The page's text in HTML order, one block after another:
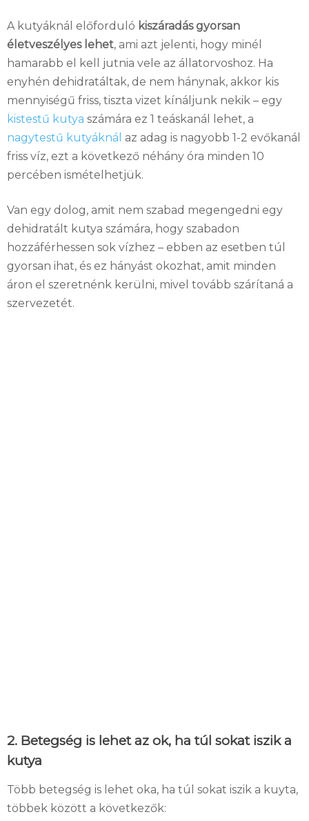
A kutyáknál előforduló kiszáradás gyorsan
életveszélyes lehet, ami azt jelenti, hogy minél
hamarabb el kell jutnia vele az állatorvoshoz. Ha
enyhén dehidratáltak, de nem hánynak, akkor kis
mennyiségű friss, tiszta vizet kínáljunk nekik – egy
kistestű kutya számára ez 1 teáskanál lehet, a
nagytestű kutyáknál az adag is nagyobb 1-2 evőkanál
friss víz, ezt a következő néhány óra minden 10
percében ismételhetjük.
Van egy dolog, amit nem szabad megengedni egy
dehidratált kutya számára, hogy szabadon
hozzáférhessen sok vízhez – ebben az esetben túl
gyorsan ihat, és ez hányást okozhat, amit minden
áron el szeretnénk kerülni, mivel tovább szárítaná a
szervezetét.
2. Betegség is lehet az ok, ha túl sokat iszik a
kutya
Több betegség is lehet oka, ha túl sokat iszik a kuyta,
többek között a következők: